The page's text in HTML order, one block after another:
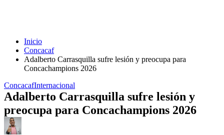
Inicio
Concacaf
Adalberto Carrasquilla sufre lesión y preocupa para
Concachampions 2026
ConcacafInternacional
Adalberto Carrasquilla sufre lesión y
preocupa para Concachampions 2026